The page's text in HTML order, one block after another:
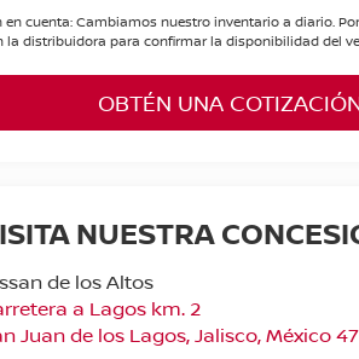
en cuenta: Cambiamos nuestro inventario a diario.
la distribuidora para confirmar la disponibilidad del
OBTÉN UNA
NUESTRA
de los Altos
a Lagos km. 2
Juan de los Lagos,Jalisco, México